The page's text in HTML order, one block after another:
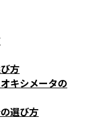
方
キシメータの
選び方